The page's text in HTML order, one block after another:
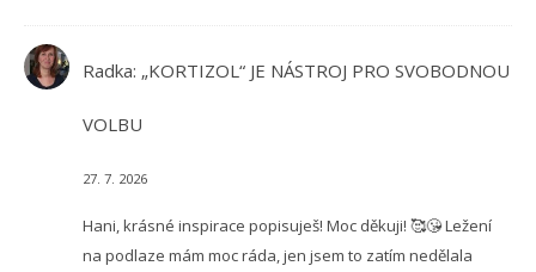
Radka: „KORTIZOL“ JE NÁSTROJ PRO SVOBODNOU
VOLBU
27. 7. 2026
Hani, krásné inspirace popisuješ! Moc děkuji! 🥰😘 Ležení
na podlaze mám moc ráda, jen jsem to zatím nedělala